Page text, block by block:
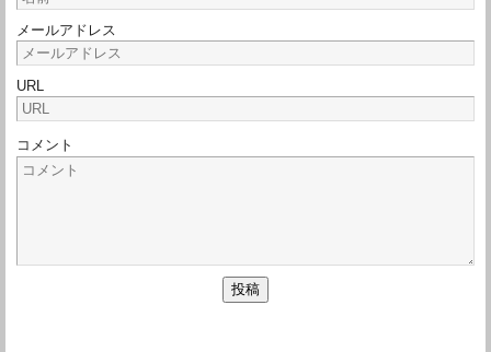
メールアドレス
URL
コメント